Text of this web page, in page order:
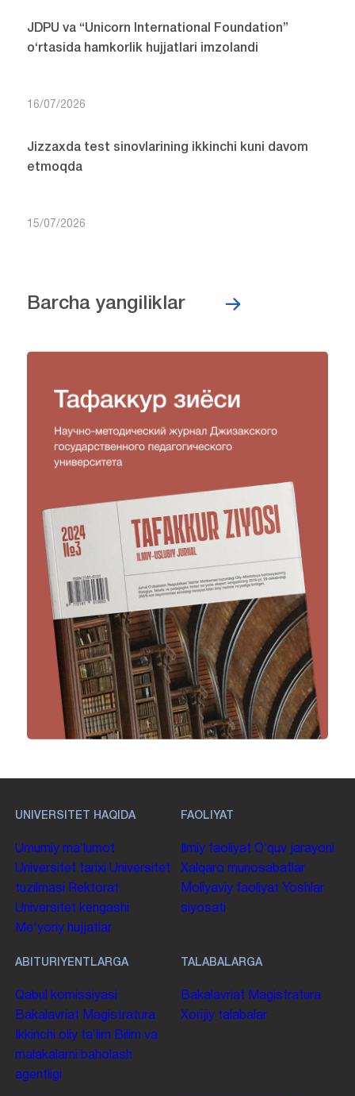
JDPU va “Unicorn International Foundation”
o‘rtasida hamkorlik hujjatlari imzolandi
16/07/2026
Jizzaxda test sinovlarining ikkinchi kuni davom
etmoqda
15/07/2026
Barcha yangiliklar
UNIVERSITET HAQIDA
Umumiy maʼlumot
Universitet tarixi Universitet
tuzilmasi
Rektorat
Universitet kengashi
Me'yoriy hujjatlar
FAOLIYAT
Ilmiy faoliyat Oʻquv jarayoni
Xalqaro munosabatlar
Moliyaviy faoliyat Yoshlar
siyosati
ABITURIYENTLARGA
Qabul komissiyasi
Bakalavriat Magistratura
Ikkinchi oliy taʼlim Bilim va
malakalarni baholash
agentligi
TALABALARGA
Bakalavriat Magistratura
Xorijiy talabalar